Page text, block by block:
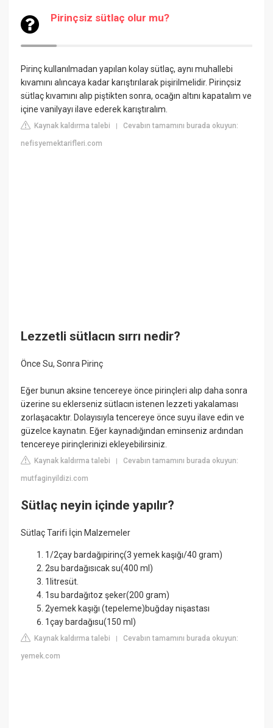
Pirinçsiz sütlaç olur mu?
Pirinç kullanılmadan yapılan kolay sütlaç, aynı muhallebi
kıvamını alıncaya kadar karıştırılarak pişirilmelidir. Pirinçsiz
sütlaç kıvamını alıp piştikten sonra, ocağın altını kapatalım ve
içine vanilyayı ilave ederek karıştıralım.
Kaynak kaldırma talebi |Cevabın tamamını burada okuyun:
nefisyemektarifleri.com
Lezzetli sütlacın sırrı nedir?
Önce Su, Sonra Pirinç
Eğer bunun aksine tencereye önce pirinçleri alıp daha sonra
üzerine su eklerseniz sütlacın istenen lezzeti yakalaması
zorlaşacaktır. Dolayısıyla tencereye önce suyu ilave edin ve
güzelce kaynatın. Eğer kaynadığından eminseniz ardından
tencereye pirinçlerinizi ekleyebilirsiniz.
Kaynak kaldırma talebi |Cevabın tamamını burada okuyun:
mutfaginyildizi.com
Sütlaç neyin içinde yapılır?
Sütlaç Tarifi İçin Malzemeler
1/2çay bardağıpirinç(3 yemek kaşığı/40 gram)
2su bardağısıcak su(400 ml)
1litresüt.
1su bardağıtoz şeker(200 gram)
2yemek kaşığı (tepeleme)buğday nişastası
1çay bardağısu(150 ml)
Kaynak kaldırma talebi |Cevabın tamamını burada okuyun:
yemek.com